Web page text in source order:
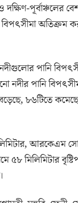
দক্ষিণ-পূর্বাঞ্চলের
বিপৎসীমা অতিক্রম
পানি
নদীর পানি
৮৬টিতে
আরকেএম
৫৮ মিলিমিটার